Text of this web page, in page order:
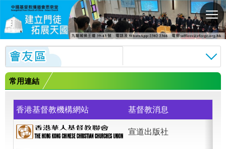
切
換
選
單
常用連結
香港基督教機構網站 基督教消息
宣道出版社